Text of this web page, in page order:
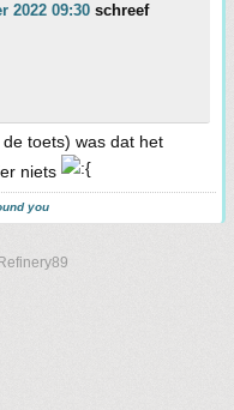
2022 09:30 schreef
toets) was dat het
niets
you